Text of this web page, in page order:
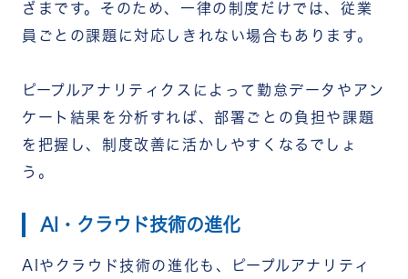
ざまです。 そのため、一律の制度だけでは、従業
員ごとの課題に対応しきれない場合もあります。
ピープルアナリティクスによって勤怠データやアン
ケート結果を分析すれば、部署ごとの負担や課題
を把握し、制度改善に活かしやすくなるでしょ
う。
AI・クラウド技術の進化
AIやクラウド技術の進化も、ピープルアナリティ